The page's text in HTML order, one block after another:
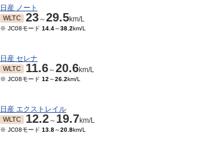
日産 ノート
WLTC 23～29.5km/L
※ JC08モード 14.4～38.2km/L
日産 セレナ
WLTC 11.6～20.6km/L
※ JC08モード 12 ～26.2km/L
日産 エクストレイル
WLTC 12.2～ 19.7km/L
※ JC08モード 13.8～20.8km/L